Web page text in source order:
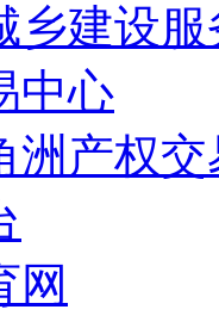
乡建设
中心
洲产权
网